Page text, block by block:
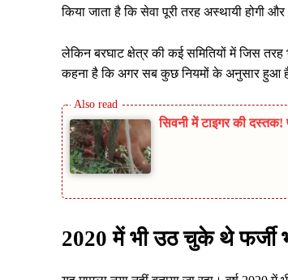
किया जाता है कि सेवा पूरी तरह अस्थायी होगी
लेकिन बरघाट क्षेत्र की कई समितियों में जिस
कहना है कि अगर सब कुछ नियमों के अनुसार हुआ है
सिवनी में टाइगर की
2020 में भी उठ चुके थे फर्जी